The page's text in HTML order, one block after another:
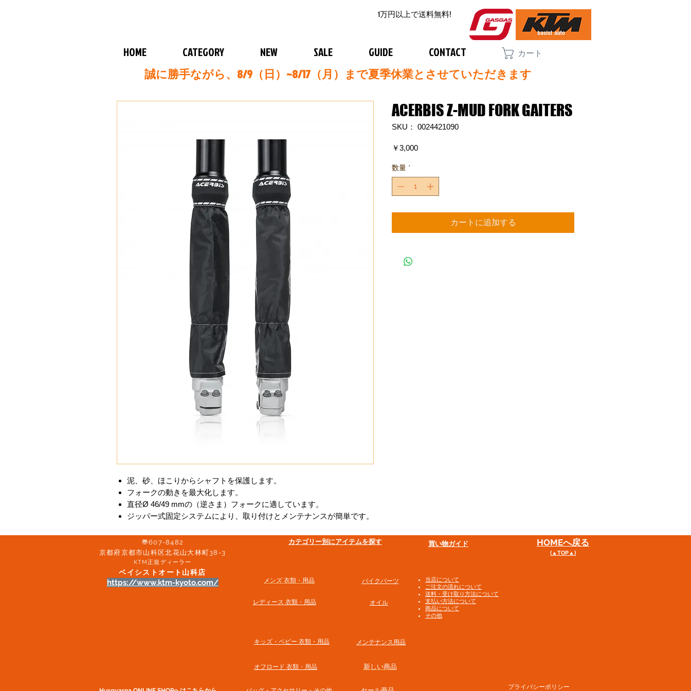
1万円以上で送料無料!
HOME CATEGORY NEW SALE GUIDE CONTACT カート
誠に勝手ながら、8/9（日）~8/17（月）まで夏季休業とさせていただきます
泥、砂、ほこりからシャフトを保護します。
フォークの動きを最大化します。
直径Ø 46/49 mmの（逆さま）フォークに適しています。
ジッパー式固定システムにより、取り付けとメンテナンスが簡単です。
ACERBIS Z-MUD FORK GAITERS
SKU： 0024421090
￥3,000価
数量 *
カートに追加する
〠607-8482
京都府京都市山科区北花山大林町38-3​
KTM正規ディーラー
ベイシストオート山科店
https://www.ktm-kyoto.com/
​カテゴリー別にアイテムを探す
メンズ 衣類・用品
​レディース 衣類・用品
バイクパーツ
オイル
​キッズ・ベビー 衣類・用品
オフロード 衣類・用品
メンテナンス用品
新しい商品
買い物ガイド HOMEへ戻る
(▲TOP▲)
​当店について
ご注文の流れについて
送料・受け取り方法について
支払い方法について
商品について
その他
プライバシーポリシー